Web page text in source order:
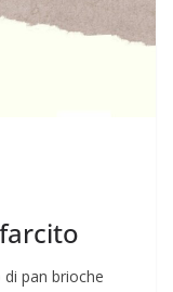
pan brioche